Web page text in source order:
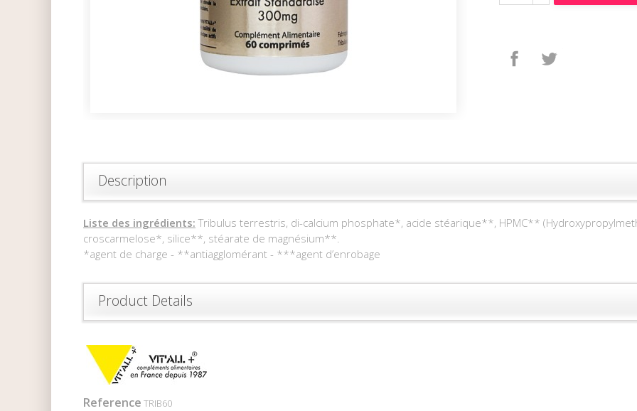
Share
Description
Liste des ingrédients: Tribulus terrestris, di-calcium phosphate*, acide stéarique**, HPMC**
croscarmelose*, silice**, stéarate de magnésium**.
*agent de charge - **antiagglomérant - ***agent d’enrobage
Product Details
Reference TRIB60